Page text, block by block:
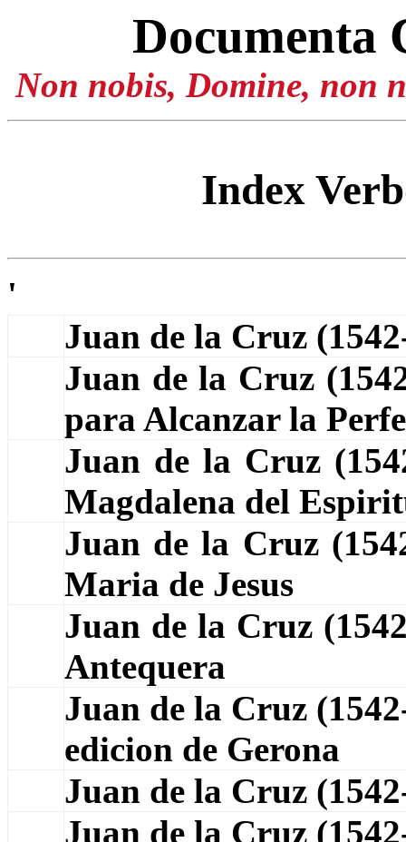
Documenta
Non nobis, Domine, non
Index
'
Juan de la Cruz
Juan de la Cruz
para Alcanzar la
Juan de la Cruz
Magdalena del
Juan de la Cruz
Maria de Jesus
Juan de la Cruz
Antequera
Juan de la Cruz
edicion de Gerona
Juan de la Cruz
Juan de la Cruz